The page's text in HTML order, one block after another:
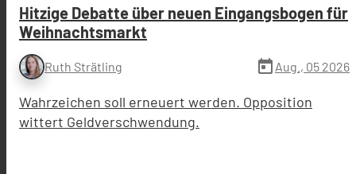
Hitzige Debatte über neuen Eingangsbogen für
Weihnachtsmarkt
Ruth Strätling today Aug., 05 2026
Wahrzeichen soll erneuert werden. Opposition
wittert Geldverschwendung.